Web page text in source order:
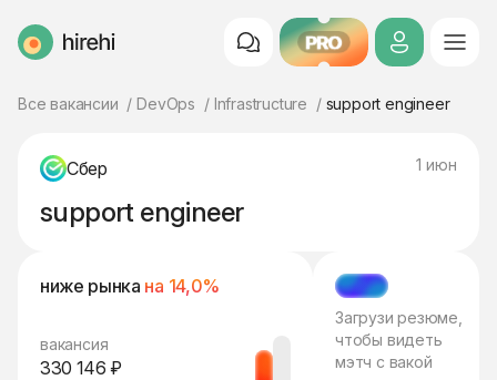
HireHi PRO
Все вакансии DevOps Infrastructure support engineer
Сбер 1 июн
support engineer
ниже рынка на 14,0%
вакансия
330 146 ₽
МЭТЧ
Загрузи резюме,
чтобы видеть
мэтч с вакой